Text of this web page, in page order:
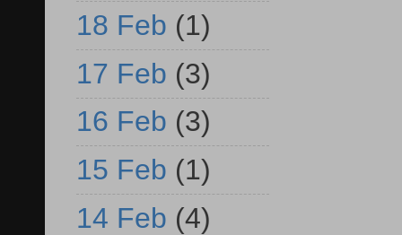
18 Feb (1)
17 Feb (3)
16 Feb (3)
15 Feb (1)
14 Feb (4)